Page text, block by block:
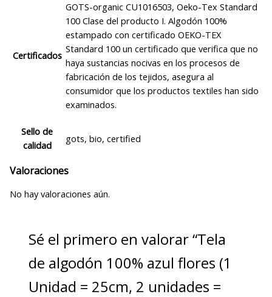
Certificados
GOTS-organic CU1016503, Oeko-Tex Standard
100 Clase del producto I. Algodón 100%
estampado con certificado OEKO-TEX
Standard 100 un certificado que verifica que no
haya sustancias nocivas en los procesos de
fabricación de los tejidos, asegura al
consumidor que los productos textiles han sido
examinados.
Sello de
calidad
gots, bio, certified
Valoraciones
No hay valoraciones aún.
Sé el primero en valorar “Tela
de algodón 100% azul flores (1
Unidad = 25cm, 2 unidades =